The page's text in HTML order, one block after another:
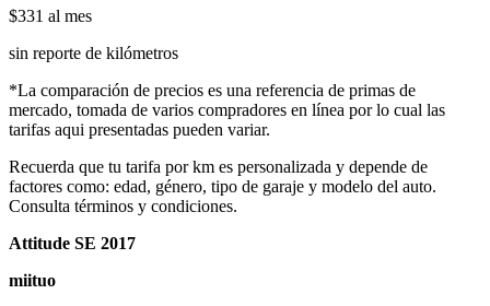
$331 al mes
sin reporte de kilómetros
*La comparación de precios es una referencia de primas de
mercado, tomada de varios compradores en línea por lo cual las
tarifas aqui presentadas pueden variar.
Recuerda que tu tarifa por km es personalizada y depende de
factores como: edad, género, tipo de garaje y modelo del auto.
Consulta términos y condiciones.
Attitude SE 2017
miituo